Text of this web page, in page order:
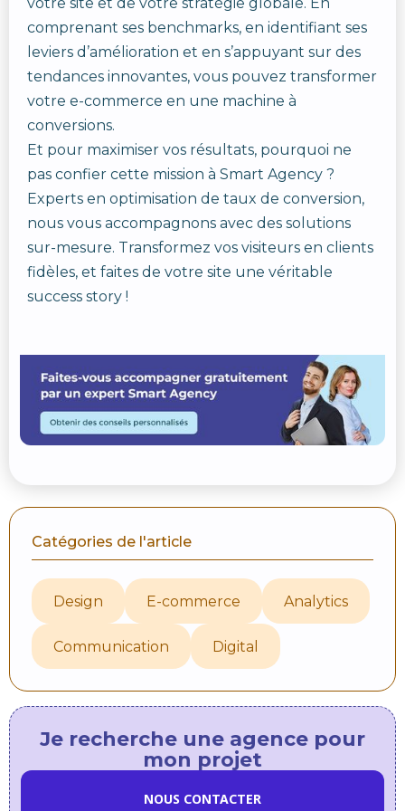
comprenant ses benchmarks, en identifiant ses
leviers d’amélioration et en s’appuyant sur des
tendances innovantes, vous pouvez transformer
votre e-commerce en une machine à
conversions.
Et pour maximiser vos résultats, pourquoi ne
pas confier cette mission à Smart Agency ?
Experts en optimisation de taux de conversion,
nous vous accompagnons avec des solutions
sur-mesure. Transformez vos visiteurs en clients
fidèles, et faites de votre site une véritable
success story !
Catégories de l'article
Design E-commerce Analytics
Communication Digital
Je recherche une agence pour
mon projet
NOUS CONTACTER